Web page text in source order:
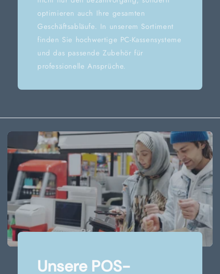
optimieren auch Ihre gesamten
Geschäftsabläufe. In unserem Sortiment
finden Sie hochwertige PC-Kassensysteme
und das passende Zubehör für
professionelle Ansprüche.
Unsere POS-